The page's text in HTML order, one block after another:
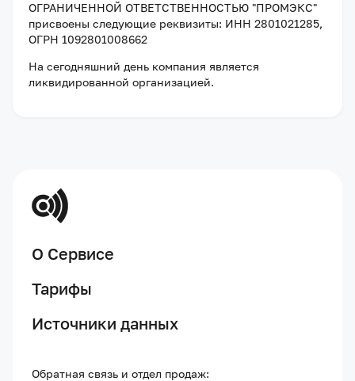
ОГРАНИЧЕННОЙ ОТВЕТСТВЕННОСТЬЮ "ПРОМЭКС"
присвоены следующие реквизиты: ИНН 2801021285,
ОГРН 1092801008662
На сегодняшний день компания является
ликвидированной организацией.
О Сервисе
Тарифы
Источники данных
Обратная связь и отдел продаж: